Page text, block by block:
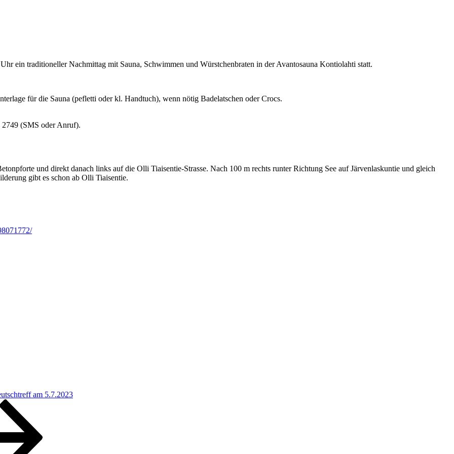
ein traditioneller Nachmittag mit Sauna, Schwimmen und Würstchenbraten in der Avantosauna Kontiolahti statt.
für die Sauna (pefletti oder kl. Handtuch), wenn nötig Badelatschen oder Crocs.
(SMS oder Anruf).
und direkt danach links auf die Olli Tiaisentie-Strasse. Nach 100 m rechts runter Richtung See auf Järvenlaskuntie und gleich
gibt es schon ab Olli Tiaisentie.
am 5.7.2023